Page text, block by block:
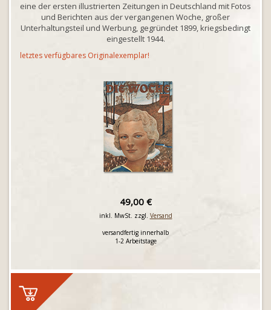
eine der ersten illustrierten Zeitungen in Deutschland mit Fotos
und Berichten aus der vergangenen Woche, großer
Unterhaltungsteil und Werbung, gegründet 1899, kriegsbedingt
eingestellt 1944.
letztes verfügbares Originalexemplar!
49,00 €
inkl. MwSt. zzgl. Versand
versandfertig innerhalb
1-2 Arbeitstage